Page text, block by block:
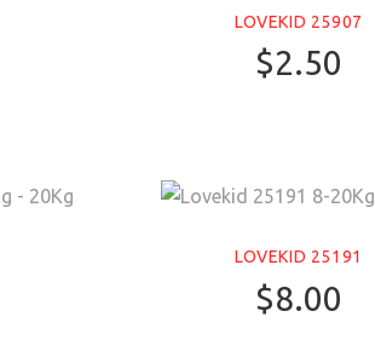
LOVEKID 25907
$2.50
LOVEKID 25191
$8.00